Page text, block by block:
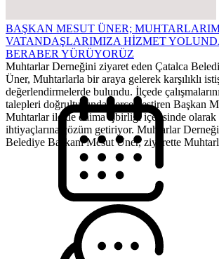
BAŞKAN MESUT ÜNER;
VATANDAŞLARIMIZA HİZMET
BERABER YÜRÜYORÜZ
Muhtarlar Derneğini ziyaret eden Çatalca
Üner, Muhtarlarla bir araya gelerek karşılıklı
değerlendirmelerde bulundu. İlçede
talepleri doğrultusunda gerçekleştiren Başkan
Muhtarlar ile de daima işbirliği içerisinde olarak
ihtiyaçlarına çözüm getiriyor. Muhtarlar
Belediye Başkanı Mesut Üner, ziyarette